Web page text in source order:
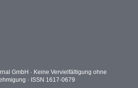
GmbH · Keine Vervielfältigung ohne
· ISSN 1617-0679